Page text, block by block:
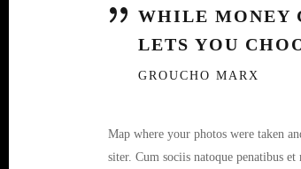
WHILE MONEY
LETS YOU
GROUCHO MARX
Map where your photos were taken
siter. Cum sociis natoque penatibus